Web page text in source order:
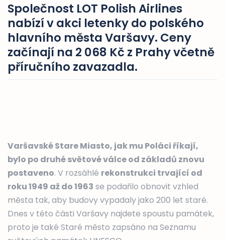
Společnost LOT Polish Airlines
nabízí v akci letenky do polského
hlavního města Varšavy. Ceny
začínají na 2 068 Kč z Prahy včetně
příručního zavazadla.
Varšavské Stare Miasto, jak mu Poláci říkají,
bylo po druhé světové válce od základů znovu
postaveno. V rozsáhlé rekonstrukci trvající od
roku 1949 až do 1963 se podařilo obnovit vzhled
města tak, aby budovy vypadaly jako 200 let staré.
Dnes v této části Varšavy najdete spoustu památek,
proto je také Staré město zapsáno na Seznamu